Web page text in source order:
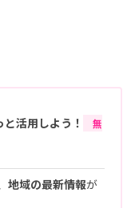
活用しよう！
無
地域の最新情報が